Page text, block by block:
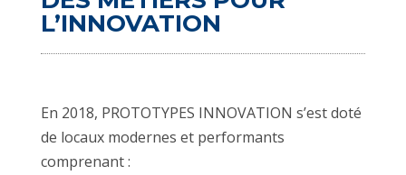
L’INNOVATION
En 2018, PROTOTYPES INNOVATION s’est doté
de locaux modernes et performants
comprenant :